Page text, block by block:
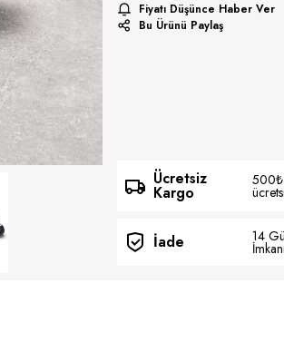
Fiyatı Düşünce Haber Ver
Bu Ürünü Paylaş
Ücretsiz
Kargo
500₺
İade 14